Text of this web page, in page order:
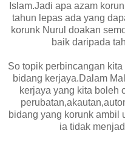
Islam.Jadi apa azam
tahun lepas ada yang
korunk Nurul doakan
baik daripada
So topik perbincangan
bidang kerjaya.Dalam
kerjaya yang kita boleh
bidang yang korunk ambil
ia tidak